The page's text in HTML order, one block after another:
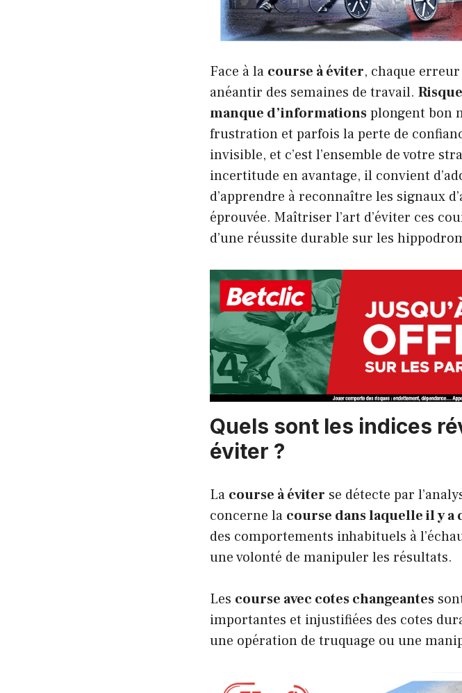
Face à la course à éviter, chaque
anéantir des semaines de travail.
manque d’informationsplongent bon
frustration et parfois la perte de
invisible, et c’est l’ensemble de votre
incertitude en avantage, il convient
d’apprendre à reconnaître les signaux
éprouvée. Maîtriser l’art d’éviter ces
d’une réussite durable sur les
Quels sont les indices
éviter ?
La course à éviter se détecte par
concerne la course dans laquelle il y
des comportements inhabituels à
une volonté de manipuler les résultats.
Les course avec cotes changeantes
importantes et injustifiées des cotes
une opération de truquage ou une